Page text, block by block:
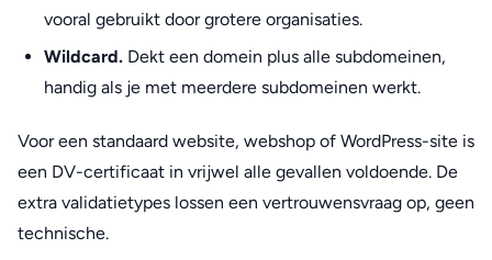
vooral gebruikt door grotere organisaties.
Wildcard. Dekt een domein plus alle subdomeinen,
handig als je met meerdere subdomeinen werkt.
Voor een standaard website, webshop of WordPress-site is
een DV-certificaat in vrijwel alle gevallen voldoende. De
extra validatietypes lossen een vertrouwensvraag op, geen
technische.